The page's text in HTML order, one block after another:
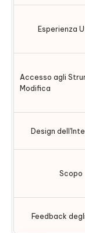
Esperienza
Accesso agli
Modifica
Design
Scopo
Feedback